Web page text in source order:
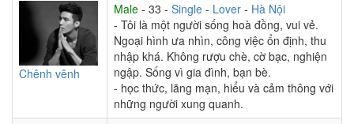
Chênh vênh
Male - 33 - Single - Lover - Hà Nội
- Tôi là một người sống hoà đồng, vui vẻ.
Ngoại hình ưa nhìn, công việc ổn định, thu
nhập khá. Không rượu chè, cờ bạc, nghiện
ngập. Sống vì gia đình, bạn bè.
- học thức, lãng mạn, hiểu và cảm thông với
những người xung quanh.